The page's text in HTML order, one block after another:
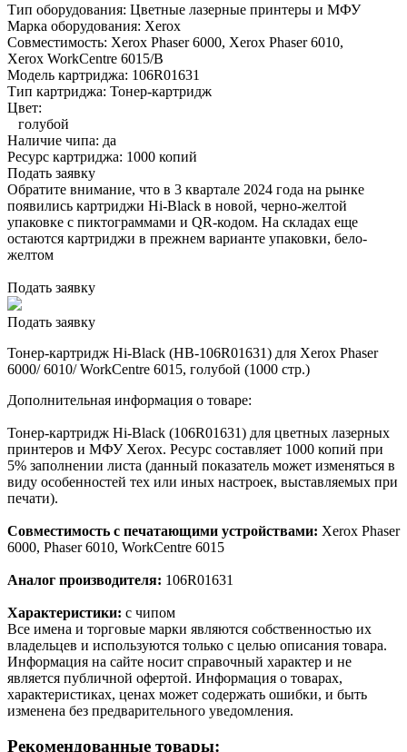
Тип оборудования: Цветные лазерные принтеры и МФУ
Марка оборудования: Xerox
Совместимость: Xerox Phaser 6000, Xerox Phaser 6010,
Xerox WorkCentre 6015/B
Модель картриджа: 106R01631
Тип картриджа: Тонер-картридж
Цвет:
голубой
Наличие чипа: да
Ресурс картриджа: 1000 копий
Подать заявку
Обратите внимание, что в 3 квартале 2024 года на рынке
появились картриджи Hi-Black в новой, черно-желтой
упаковке с пиктограммами и QR-кодом. На складах еще
остаются картриджи в прежнем варианте упаковки, бело-
желтом
Подать заявку
Подать заявку
Тонер-картридж Hi-Black (HB-106R01631) для Xerox Phaser
6000/ 6010/ WorkCentre 6015, голубой (1000 стр.)
Дополнительная информация о товаре:
Тонер-картридж Hi-Black (106R01631) для цветных лазерных
принтеров и МФУ Xerox. Ресурс составляет 1000 копий при
5% заполнении листа (данный показатель может изменяться в
виду особенностей тех или иных настроек, выставляемых при
печати).
Совместимость с печатающими устройствами: Xerox Phaser
6000, Phaser 6010, WorkCentre 6015
Аналог производителя: 106R01631
Характеристики: с чипом
Все имена и торговые марки являются собственностью их
владельцев и используются только с целью описания товара.
Информация на сайте носит справочный характер и не
является публичной офертой. Информация о товарах,
характеристиках, ценах может содержать ошибки, и быть
изменена без предварительного уведомления.
Рекомендованные товары: